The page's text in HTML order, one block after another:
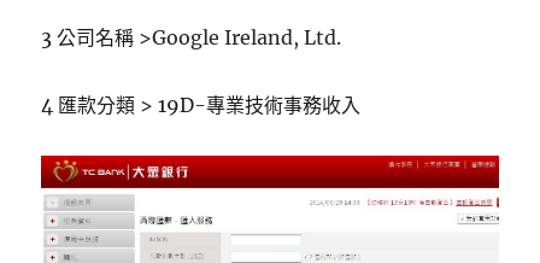
3 公司名稱 >Google Ireland, Ltd.
4 匯款分類 > 19D-專業技術事務收入